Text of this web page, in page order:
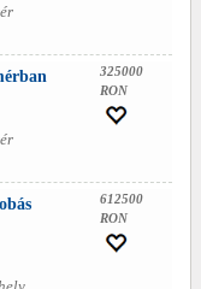
325000
RON
612500
RON